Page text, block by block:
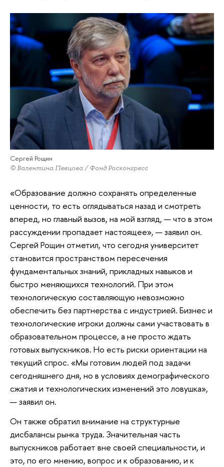
Сергей Рощин
© Валентина Певцова / Фонд Росконгресс
«Образование должно сохранять определенные
ценности, то есть оглядываться назад и смотреть
вперед, но главный вызов, на мой взгляд, — что в этом
рассуждении пропадает настоящее», — заявил он.
Сергей Рощин отметил, что сегодня университет
становится пространством пересечения
фундаментальных знаний, прикладных навыков и
быстро меняющихся технологий. При этом
технологическую составляющую невозможно
обеспечить без партнерства с индустрией. Бизнес и
технологические игроки должны сами участвовать в
образовательном процессе, а не просто ждать
готовых выпускников. Но есть риски ориентации на
текущий спрос. «Мы готовим людей под задачи
сегодняшнего дня, но в условиях демографического
сжатия и технологических изменений это ловушка»,
— заявил он.
Он также обратил внимание на структурные
дисбалансы рынка труда. Значительная часть
выпускников работает вне своей специальности, и
это, по его мнению, вопрос и к образованию, и к